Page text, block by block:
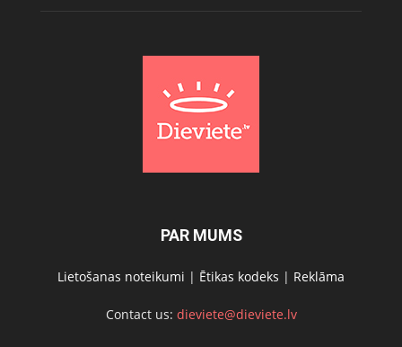
PAR MUMS
Lietošanas noteikumi | Ētikas kodeks | Reklāma
Contact us: dieviete@dieviete.lv